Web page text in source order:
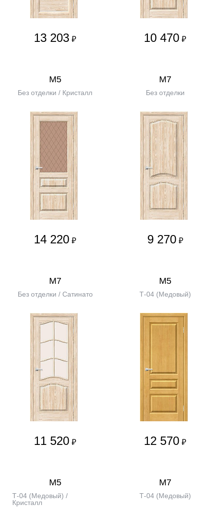
13 203 ₽ 10 470 ₽
М5
Без отделки / Кристалл
14 220 ₽
М7
Без отделки
9 270 ₽
М7
Без отделки / Сатинато
11 520 ₽
М5
Т-04 (Медовый)
12 570 ₽
М5
Т-04 (Медовый) /
Кристалл
М7
Т-04 (Медовый)